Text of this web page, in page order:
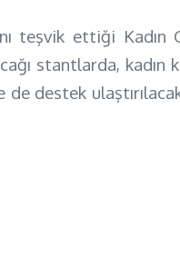
teşvik ettiği
stantlarda,
destek